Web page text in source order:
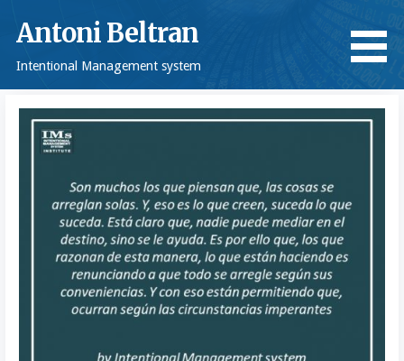
Antoni Beltran
Intentional Management system